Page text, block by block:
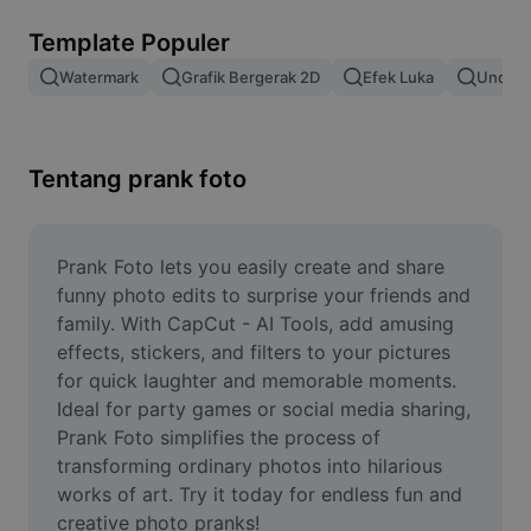
Gabung gambar
Ubah Ukuran Gambar
Pembuat Meme
AI Text Remover
AI People Remover
AI Inpainting
Face Cutout
Template Populer
Watermark Grafik Bergerak 2D Efek Luka Unduh
Tentang prank foto
Prank Foto lets you easily create and share
funny photo edits to surprise your friends and
family. With CapCut - AI Tools, add amusing
effects, stickers, and filters to your pictures
for quick laughter and memorable moments.
Ideal for party games or social media sharing,
Prank Foto simplifies the process of
transforming ordinary photos into hilarious
works of art. Try it today for endless fun and
creative photo pranks!